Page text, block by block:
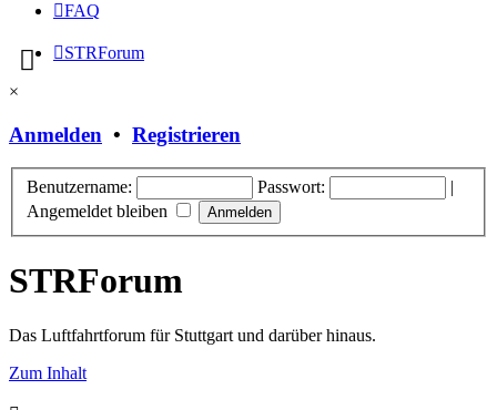
FAQ
STRForum
×
Anmelden • Registrieren
Benutzername: Passwort:
|
Angemeldet bleiben
STRForum
Das Luftfahrtforum für Stuttgart und darüber hinaus.
Zum Inhalt